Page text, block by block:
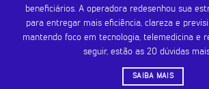
beneficiários. A operadora redesenhou sua
para entregar mais eficiência, clareza e
mantendo foco em tecnologia, telemedicina e
seguir, estão as 20 dúvidas mais
SAIBA MAIS